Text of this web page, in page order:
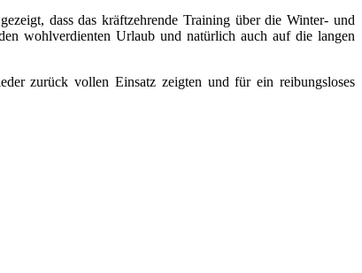
dass das kräftzehrende Training über die Winter- und
wohlverdienten Urlaub und natürlich auch auf die langen
zurück vollen Einsatz zeigten und für ein reibungsloses